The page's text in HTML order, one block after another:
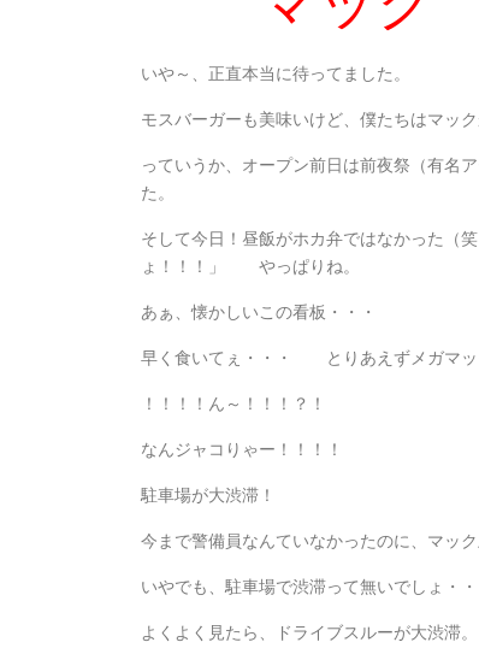
いや～、正直本当に待ってました。
モスバーガーも美味いけど、僕たちはマッ
っていうか、オープン前日は前夜祭（有名
た。
そして今日！昼飯がホカ弁ではなかった（
ょ！！！」 やっぱりね。
あぁ、懐かしいこの看板・・・
早く食いてぇ・・・ とりあえずメガマッ
！！！！ん～！！！？！
なんジャコりゃー！！！！
駐車場が大渋滞！
今まで警備員なんていなかったのに、マッ
いやでも、駐車場で渋滞って無いでしょ・・
よくよく見たら、ドライブスルーが大渋滞。